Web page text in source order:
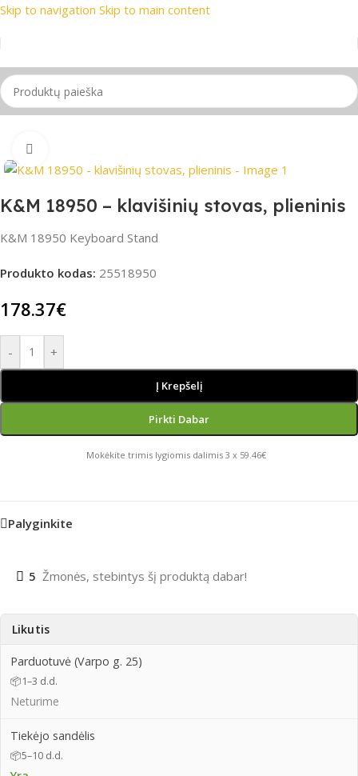
Skip to navigation Skip to main content
📦 Nemokamas
Pradžia/Stovai
K&M 18950 – klavišinių stovas, plieninis
K&M 18950 Keyboard Stand
Produkto kodas: 25518950
178.37€
- +
Į Krepšelį
Pirkti Dabar
Mokėkite trimis lygiomis dalimis 3 x 59.46€
Palyginkite
5 Žmonės, stebintys šį produktą dabar!
Likutis
Parduotuvė (Varpo g. 25)
📦1–3 d.d.
Neturime
Tiekėjo sandėlis
📦5–10 d.d.